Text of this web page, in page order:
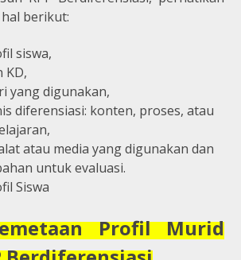
berikut:
siswa,
KD,
yang digunakan,
diferensiasi: konten, proses, atau
atau media yang digunakan dan
untuk evaluasi.
Siswa
Profil Murid